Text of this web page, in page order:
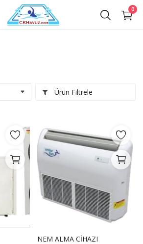
0
Ekipmanları
Ekipmanları
Ürün Filtrele
NEM ALMA CİHAZI